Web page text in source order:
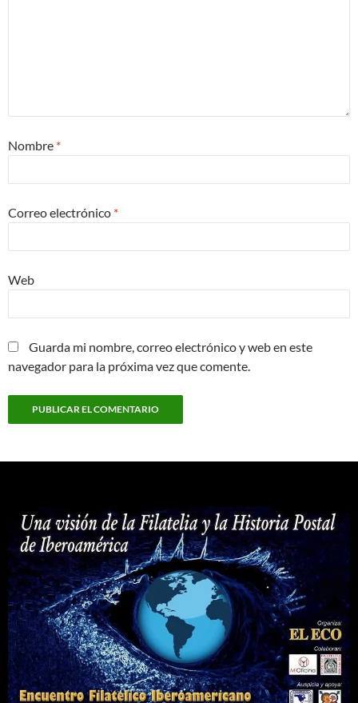
Nombre *
Correo electrónico *
Web
Guarda mi nombre, correo electrónico y web en este
navegador para la próxima vez que comente.